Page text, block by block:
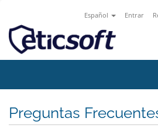
Español Entrar
Preguntas